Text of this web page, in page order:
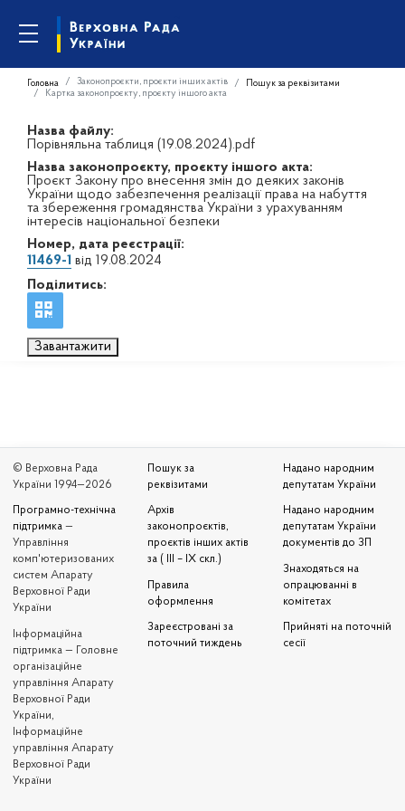
Головна Законопроєкти, проєкти інших актів
Пошук за реквізитами
Картка законопроєкту, проєкту іншого акта
Назва файлу:
Порівняльна таблиця (19.08.2024).pdf
Назва законопроєкту, проєкту іншого акта:
Проєкт Закону про внесення змін до деяких законів
України щодо забезпечення реалізації права на набуття
та збереження громадянства України з урахуванням
інтересів національної безпеки
Номер, дата реєстрації:
11469-1 від 19.08.2024
Поділитись:
Завантажити
© Верховна Рада
України 1994—2026
Програмно-технічна
підтримка —
Управління
комп'ютеризованих
систем Апарату
Верховної Ради
України
Iнформаційна
підтримка — Головне
організаційне
управління Апарату
Верховної Ради
України,
Інформаційне
управління Апарату
Верховної Ради
України
Пошук за
реквізитами
Архів
законопроєктів,
проєктів інших актів
за ( III – IX скл.)
Правила
оформлення
Зареєстровані за
поточний тиждень
Надано народним
депутатам України
Надано народним
депутатам України
документів до ЗП
Знаходяться на
опрацюванні в
комітетах
Прийняті на поточній
сесії